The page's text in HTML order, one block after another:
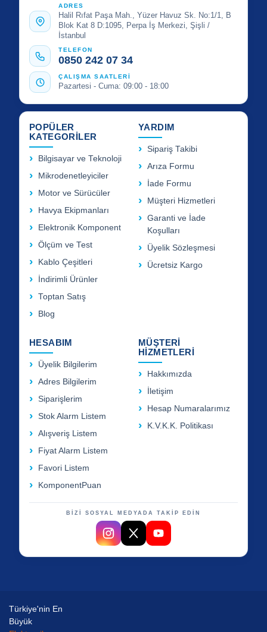
ADRES
Halil Rıfat Paşa Mah., Yüzer Havuz Sk. No:1/1, B
Blok Kat 8 D:1095, Perpa İş Merkezi, Şişli /
İstanbul
TELEFON
0850 242 07 34
ÇALIŞMA SAATLERİ
Pazartesi - Cuma: 09:00 - 18:00
POPÜLER
KATEGORİLER
Bilgisayar ve Teknoloji
Mikrodenetleyiciler
Motor ve Sürücüler
Havya Ekipmanları
Elektronik Komponent
Ölçüm ve Test
Kablo Çeşitleri
İndirimli Ürünler
Toptan Satış
Blog
YARDIM
Sipariş Takibi
Arıza Formu
İade Formu
Müşteri Hizmetleri
Garanti ve İade
Koşulları
Üyelik Sözleşmesi
Ücretsiz Kargo
HESABIM
Üyelik Bilgilerim
Adres Bilgilerim
Siparişlerim
Stok Alarm Listem
Alışveriş Listem
Fiyat Alarm Listem
Favori Listem
KomponentPuan
MÜŞTERİ
HİZMETLERİ
Hakkımızda
İletişim
Hesap Numaralarımız
K.V.K.K. Politikası
BİZİ SOSYAL MEDYADA TAKİP EDİN
Türkiye'nin En
Büyük